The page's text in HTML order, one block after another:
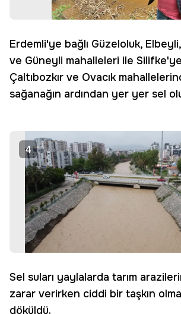
Erdemli'ye bağlı Güzeloluk, Elbeyli,
ve Güneyli mahalleleri ile
Çaltıbozkır ve Ovacık
sağanağın ardından yer yer sel
4
Sel suları yaylalarda tarım
zarar verirken ciddi bir taşkın
döküldü.